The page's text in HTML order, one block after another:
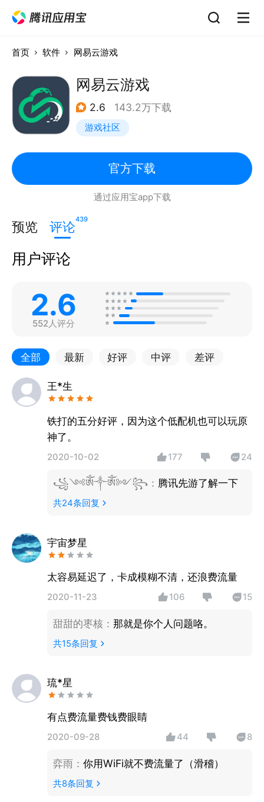
首页 软件 网易云游戏
网易云游戏
2.6 143.2万下载
游戏社区
官方下载
通过应用宝app下载
预览 评论439
用户评论
2.6
552人评分
全部 最新 好评 中评 差评
王*生
铁打的五分好评，因为这个低配机也可以玩原
神了。
2020-10-02 177 24
꧁༺ༀ༒ༀ༻꧂ ： 腾讯先游了解一下
共24条回复
宇宙梦星
太容易延迟了，卡成模糊不清，还浪费流量
2020-11-23 106 15
甜甜的枣核： 那就是你个人问题咯。
共15条回复
琉*星
有点费流量费钱费眼睛
2020-09-28 44 8
弈雨： 你用WiFi就不费流量了（滑稽）
共8条回复